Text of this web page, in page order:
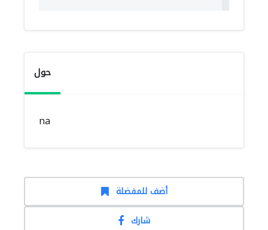
حول
na
أضف للمفضلة
شارك